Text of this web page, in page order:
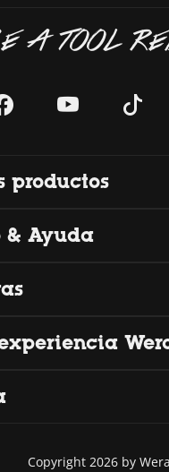
A TOOL
productos
& Ayuda
Copyright 2026 by Wera